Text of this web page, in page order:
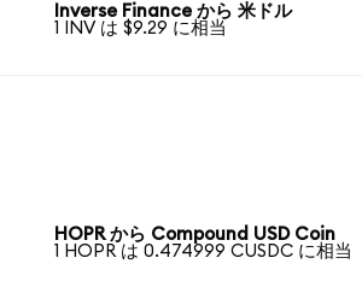
Inverse Finance から 米ドル
1 INV は $9.29 に相当
HOPR から Compound USD Coin
1 HOPR は 0.474999 CUSDC に相当